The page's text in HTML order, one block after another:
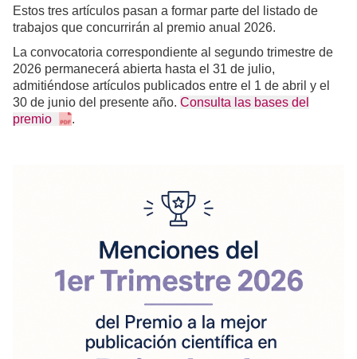
Estos tres artículos pasan a formar parte del listado de
trabajos que concurrirán al premio anual 2026.
La convocatoria correspondiente al segundo trimestre de
2026 permanecerá abierta hasta el 31 de julio,
admitiéndose artículos publicados entre el 1 de abril y el
30 de junio del presente año. Consulta las bases del
premio
.